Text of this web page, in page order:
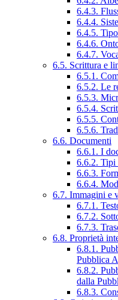
6.4.3.
6.4.4.
6.4.5.
6.4.6.
6.4.7.
6.5. Scrittura e
6.5.1.
6.5.2. Le
6.5.3.
6.5.4.
6.5.5.
6.5.6.
6.6. Documenti
6.6.1. I
6.6.2. Tipi
6.6.3.
6.6.4.
6.7. Immagini e
6.7.1.
6.7.2.
6.7.3.
6.8. Proprietà
6.8.1.
Pubblica
6.8.2.
dalla
6.8.3.